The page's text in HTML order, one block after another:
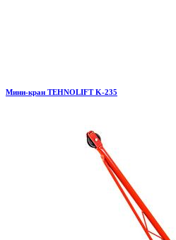
Мини-кран TEHNOLIFT K-235